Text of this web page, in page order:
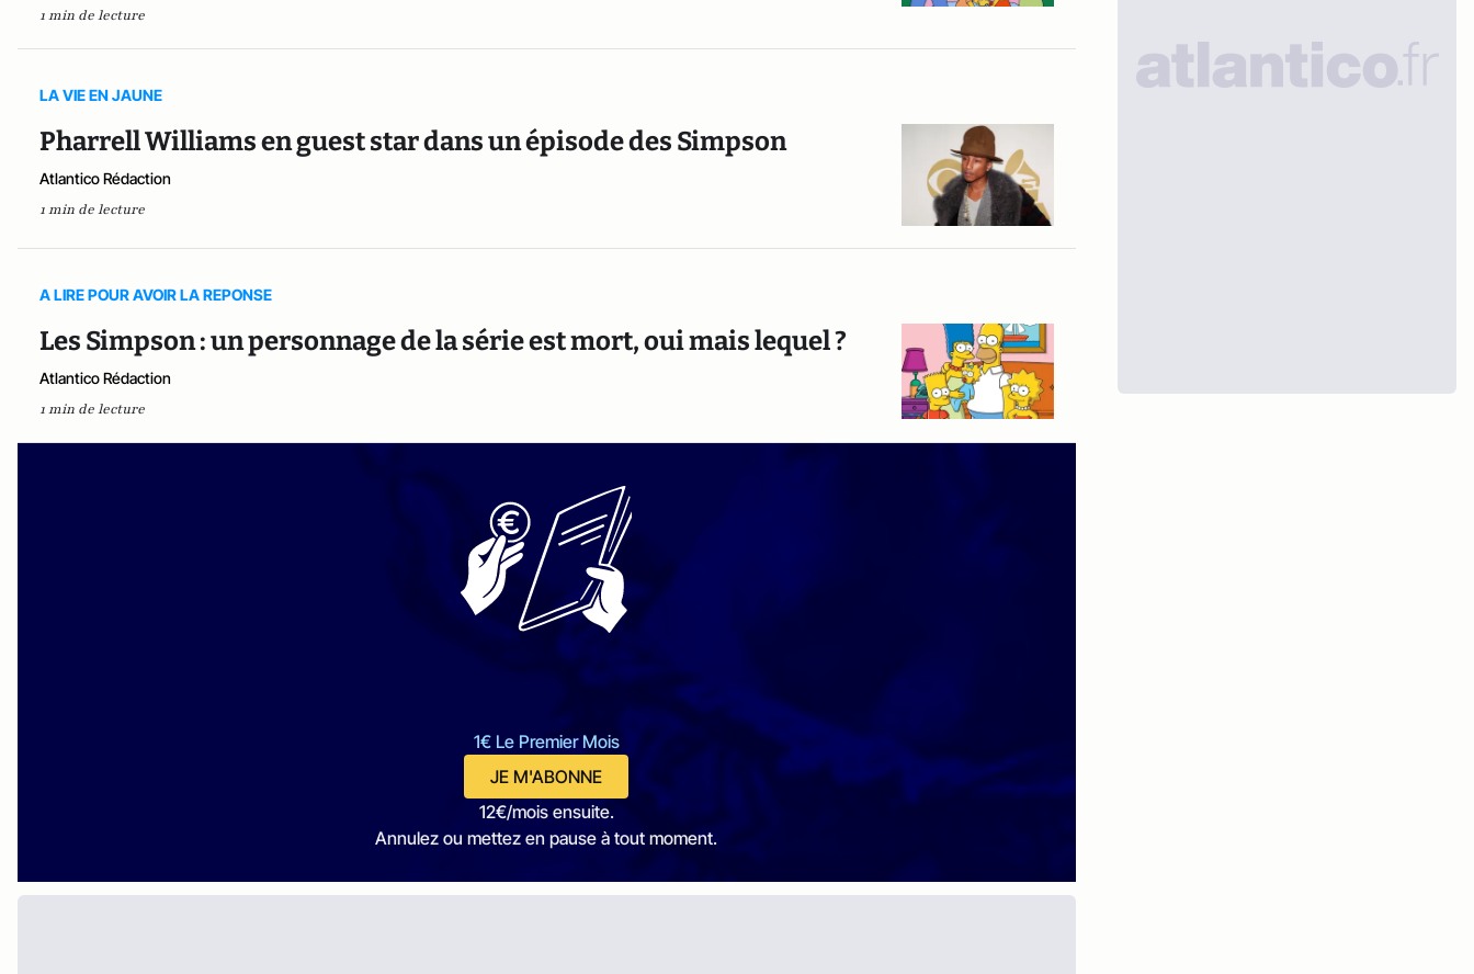
1 min de lecture
LA VIE EN JAUNE
Pharrell Williams en guest star dans un épisode des Simpson
Atlantico Rédaction
1 min de lecture
A LIRE POUR AVOIR LA REPONSE
Les Simpson : un personnage de la série est mort, oui mais lequel ?
Atlantico Rédaction
1 min de lecture
1€ Le Premier Mois
JE M'ABONNE
12€/mois ensuite.
Annulez ou mettez en pause à tout moment.